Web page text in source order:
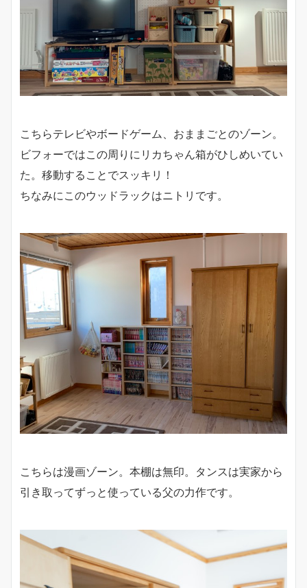
こちらテレビやボードゲーム、おままごとのゾーン。
ビフォーではこの周りにリカちゃん箱がひしめいてい
た。移動することでスッキリ！
ちなみにこのウッドラックはニトリです。
こちらは漫画ゾーン。本棚は無印。タンスは実家から
引き取ってずっと使っている父の力作です。